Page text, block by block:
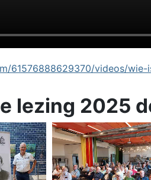
61576888629370/videos/
lezing 2025